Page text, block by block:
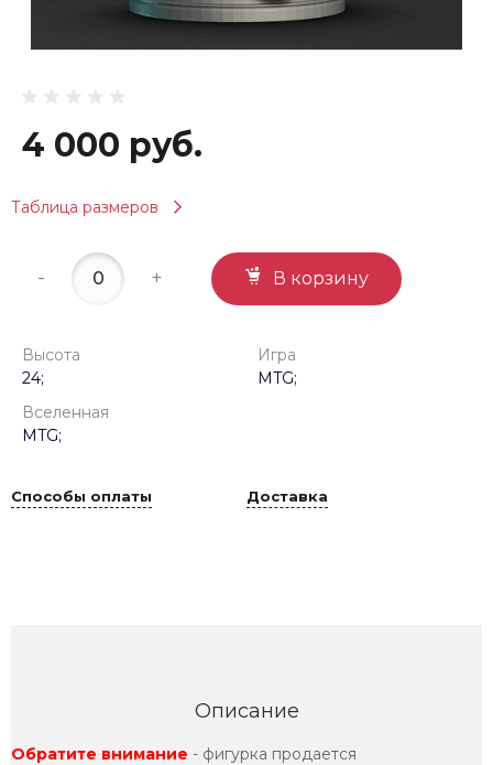
4 000 руб.
Таблица размеров
- + В корзину
Высота
24;
Игра
MTG;
Вселенная
MTG;
Способы оплаты Доставка
Описание
Обратите внимание - фигурка продается